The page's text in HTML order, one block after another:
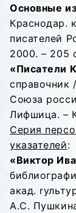
Основные
Краснодар.
писателей
2000. – 205
«Писатели
справочник
Союза
Лифшица. –
Серия
указателей:
«Виктор
акад.
А.С.